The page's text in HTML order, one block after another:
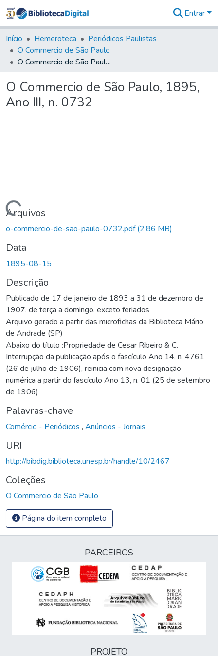
&
Coleções
Tudo na
Biblioteca
Estatísticas
Entrar
Início Hemeroteca
Periódicos Paulistas
O Commercio de São Paulo
O Commercio de São Paulo, 1895, Ano III, n. 0732
O Commercio de São Paulo, 1895,
Ano III, n. 0732
Carregando...
Arquivos
o-commercio-de-sao-paulo-0732.pdf(2,86 MB)
Data
1895-08-15
Descrição
Publicado de 17 de janeiro de 1893 a 31 de dezembro de
1907, de terça a domingo, exceto feriados
Arquivo gerado a partir das microfichas da Biblioteca Mário
de Andrade (SP)
Abaixo do título :Propriedade de Cesar Ribeiro & C.
Interrupção da publicação após o fascículo Ano 14, n. 4761
(26 de julho de 1906), reinicia com nova designação
numérica a partir do fascículo Ano 13, n. 01 (25 de setembro
de 1906)
Palavras-chave
Comércio - Periódicos , Anúncios - Jornais
URI
http://bibdig.biblioteca.unesp.br/handle/10/2467
Coleções
O Commercio de São Paulo
Página do item completo
PARCEIROS
PROJETO